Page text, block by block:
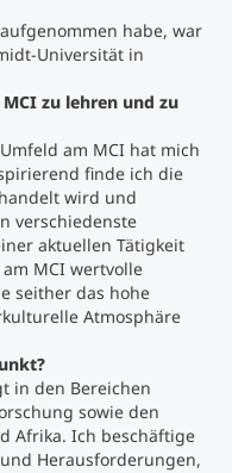
habe, war
Universität in
zu lehren und zu
am MCI hat mich
finde ich die
wird und
verschiedenste
aktuellen Tätigkeit
MCI wertvolle
seither das hohe
Atmosphäre
in den Bereichen
sowie den
Afrika. Ich beschäftige
Herausforderungen,